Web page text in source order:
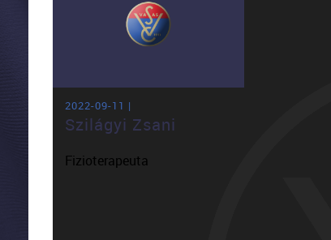
2022-09-11 |
Szilágyi Zsani
Fizioterapeuta